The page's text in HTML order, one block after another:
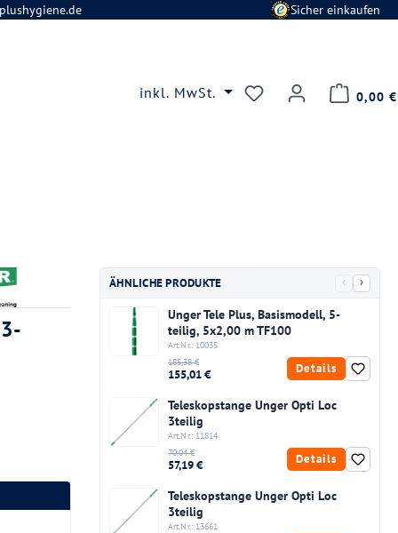
Sicher einkaufen
inkl. MwSt. Du hast 0 0,00 €
ÄHNLICHE PRODUKTE ‹ ›
Unger Tele Plus, Basismodell, 5-
teilig, 5x2,00 m TF100
Art.Nr.: 10035
185,38 €
155,01 € Details
Teleskopstange Unger Opti Loc
3teilig
Art.Nr.: 11814
70,04 €
57,19 € Details
Teleskopstange Unger Opti Loc
3teilig
Art.Nr.: 13661